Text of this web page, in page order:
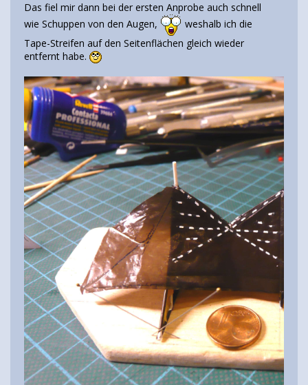
Das fiel mir dann bei der ersten Anprobe auch schnell
wie Schuppen von den Augen,
weshalb ich die
Tape-Streifen auf den Seitenflächen gleich wieder
entfernt habe.